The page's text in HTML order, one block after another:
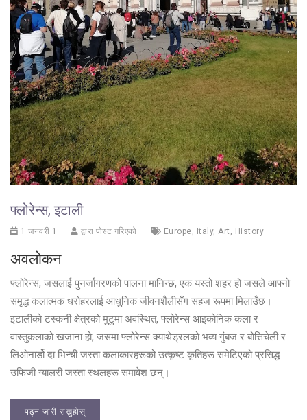
फ्लोरेन्स, इटाली
1 जनवरी 1 द्वारा पोस्ट गरिएको Europe, Italy, Art , History
अवलोकन
फ्लोरेन्स, जसलाई पुनर्जागरणको पालना मानिन्छ, एक यस्तो शहर हो जसले आफ्नो
समृद्ध कलात्मक धरोहरलाई आधुनिक जीवनशैलीसँग सहज रूपमा मिलाउँछ।
इटालीको टस्कनी क्षेत्रको मुटुमा अवस्थित, फ्लोरेन्स आइकोनिक कला र
वास्तुकलाको खजाना हो, जसमा फ्लोरेन्स क्याथेड्रलको भव्य गुंबज र बोत्तिचेली र
लिओनार्डो दा भिन्ची जस्ता कलाकारहरूको उत्कृष्ट कृतिहरू समेटिएको प्रसिद्ध
उफिजी ग्यालरी जस्ता स्थलहरू समावेश छन्।
पढ्न जारी राख्नुहोस्